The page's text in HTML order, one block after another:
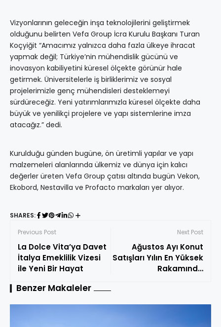
Vizyonlarının geleceğin inşa teknolojilerini geliştirmek
olduğunu belirten Vefa Group İcra Kurulu Başkanı Turan
Koçyiğit “Amacımız yalnızca daha fazla ülkeye ihracat
yapmak değil; Türkiye’nin mühendislik gücünü ve
inovasyon kabiliyetini küresel ölçekte görünür hale
getirmek. Üniversitelerle iş birliklerimiz ve sosyal
projelerimizle genç mühendisleri desteklemeyi
sürdüreceğiz. Yeni yatırımlarımızla küresel ölçekte daha
büyük ve yenilikçi projelere ve yapı sistemlerine imza
atacağız.” dedi.
Kurulduğu günden bugüne, ön üretimli yapılar ve yapı
malzemeleri alanlarında ülkemiz ve dünya için kalıcı
değerler üreten Vefa Group çatısı altında bugün Vekon,
Ekobord, Nestavilla ve Profacto markaları yer alıyor.
SHARES:
Previous Post
La Dolce Vita’ya Davet
İtalya Emeklilik Vizesi
ile Yeni Bir Hayat
Next Post
Ağustos Ayı Konut
Satışları Yılın En Yüksek
Rakamında
Benzer Makaleler